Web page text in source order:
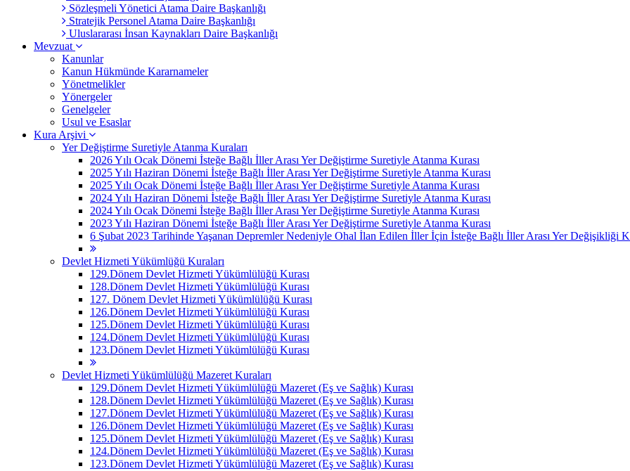
Sözleşmeli Yönetici Atama Daire Başkanlığı
Stratejik Personel Atama Daire Başkanlığı
Uluslararası İnsan Kaynakları Daire Başkanlığı
Mevzuat
Kanunlar
Kanun Hükmünde Kararnameler
Yönetmelikler
Yönergeler
Genelgeler
Usul ve Esaslar
Kura Arşivi
Yer Değiştirme Suretiyle Atanma Kuraları
2026 Yılı Ocak Dönemi İsteğe Bağlı İller Arası Yer Değiştirme Suretiyle Atanma Kurası
2025 Yılı Haziran Dönemi İsteğe Bağlı İller Arası Yer Değiştirme Suretiyle Atanma Kurası
2025 Yılı Ocak Dönemi İsteğe Bağlı İller Arası Yer Değiştirme Suretiyle Atanma Kurası
2024 Yılı Haziran Dönemi İsteğe Bağlı İller Arası Yer Değiştirme Suretiyle Atanma Kurası
2024 Yılı Ocak Dönemi İsteğe Bağlı İller Arası Yer Değiştirme Suretiyle Atanma Kurası
2023 Yılı Haziran Dönemi İsteğe Bağlı İller Arası Yer Değiştirme Suretiyle Atanma Kurası
6 Şubat 2023 Tarihinde Yaşanan Depremler Nedeniyle Ohal İlan Edilen İller İçin İsteğe Bağlı İller Arası Yer Değişikliği
Devlet Hizmeti Yükümlüğü Kuraları
129.Dönem Devlet Hizmeti Yükümlülüğü Kurası
128.Dönem Devlet Hizmeti Yükümlülüğü Kurası
127. Dönem Devlet Hizmeti Yükümlülüğü Kurası
126.Dönem Devlet Hizmeti Yükümlülüğü Kurası
125.Dönem Devlet Hizmeti Yükümlülüğü Kurası
124.Dönem Devlet Hizmeti Yükümlülüğü Kurası
123.Dönem Devlet Hizmeti Yükümlülüğü Kurası
Devlet Hizmeti Yükümlülüğü Mazeret Kuraları
129.Dönem Devlet Hizmeti Yükümlülüğü Mazeret (Eş ve Sağlık) Kurası
128.Dönem Devlet Hizmeti Yükümlülüğü Mazeret (Eş ve Sağlık) Kurası
127.Dönem Devlet Hizmeti Yükümlülüğü Mazeret (Eş ve Sağlık) Kurası
126.Dönem Devlet Hizmeti Yükümlülüğü Mazeret (Eş ve Sağlık) Kurası
125.Dönem Devlet Hizmeti Yükümlülüğü Mazeret (Eş ve Sağlık) Kurası
124.Dönem Devlet Hizmeti Yükümlülüğü Mazeret (Eş ve Sağlık) Kurası
123.Dönem Devlet Hizmeti Yükümlülüğü Mazeret (Eş ve Sağlık) Kurası